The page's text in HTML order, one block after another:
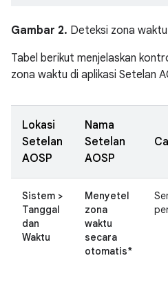
Gambar 2. Deteksi zona
Tabel berikut menjelaskan
zona waktu di aplikasi Setelan
Lokasi
Setelan
AOSP
Nama
Setelan
AOSP
Sistem >
Tanggal
dan
Waktu
Menyetel
zona
waktu
secara
otomatis*